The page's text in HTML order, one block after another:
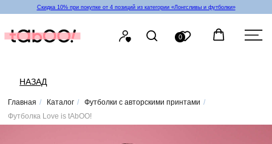
Скидка 10% при покупке от 4 позиций из категории «‎Лонгсливы и футболки»
Главная / Каталог / Футболки с авторскими принтами /
Футболка Love is tAbOO!